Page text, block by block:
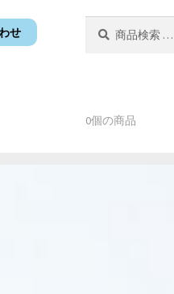
せ
0個の商品